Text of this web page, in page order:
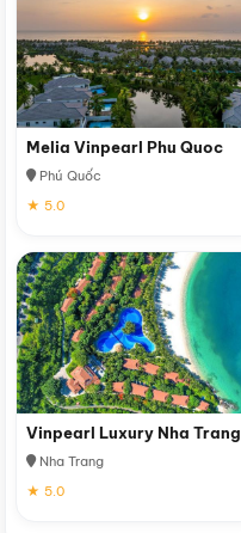
Melia Vinpearl Phu Quoc
Phú Quốc
★ 5.0
Vinpearl Luxury Nha Trang
Nha Trang
★ 5.0